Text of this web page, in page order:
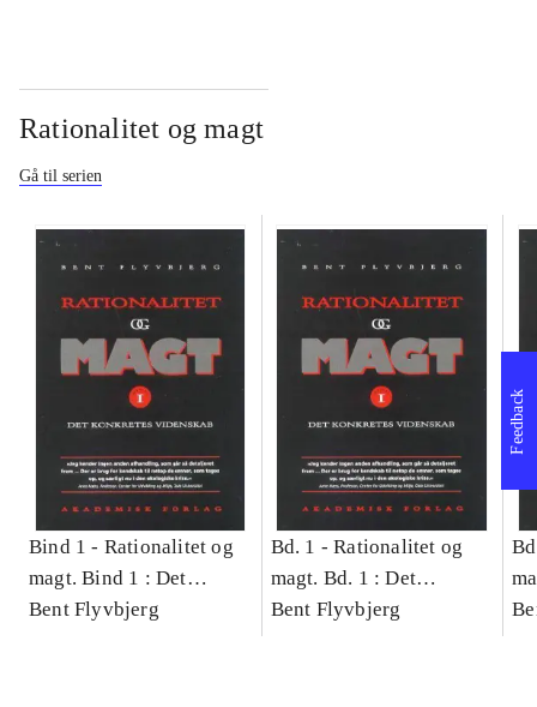
Rationalitet og magt
Gå til serien
Bind 1 - Rationalitet og
magt. Bind 1 : Det
konkretes videnskab
Bent Flyvbjerg
Bd. 1 -Rationalitet og
magt. Bd. 1 : Det
konkretes videnskab
Bent Flyvbjerg
Feedback